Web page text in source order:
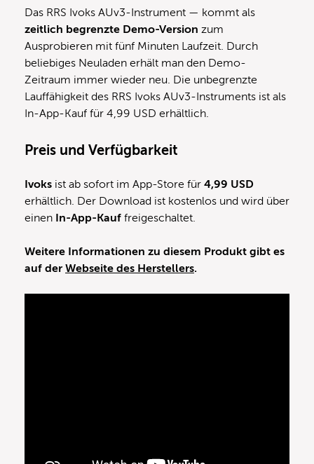
Das RRS Ivoks AUv3-Instrument — kommt als
zeitlich begrenzte Demo-Version zum
Ausprobieren mit fünf Minuten Laufzeit. Durch
beliebiges Neuladen erhält man den Demo-
Zeitraum immer wieder neu. Die unbegrenzte
Lauffähigkeit des RRS Ivoks AUv3-Instruments ist als
In-App-Kauf für 4,99 USD erhältlich.
Preis und Verfügbarkeit
Ivoks ist ab sofort im App-Store für 4,99 USD
erhältlich. Der Download ist kostenlos und wird über
einen In-App-Kauf freigeschaltet.
Weitere Informationen zu diesem Produkt gibt es
auf der Webseite des Herstellers.